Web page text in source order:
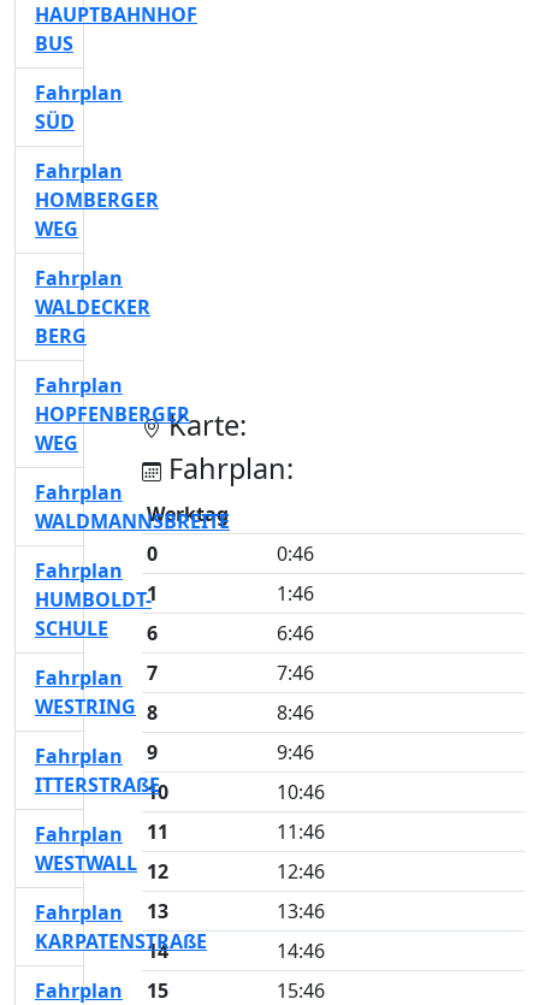
Karte:
Fahrplan:
Werktag
0
0:46
1
1:46
6
6:46
7
7:46
8
8:46
9
9:46
10
10:46
11
11:46
12
12:46
13
13:46
14
14:46
15
15:46
HAUPTBAHNHOF
BUS
Fahrplan
SÜD
Fahrplan
HOMBERGER
WEG
Fahrplan
WALDECKER
BERG
Fahrplan
HOPFENBERGER
WEG
Fahrplan
WALDMANNSBREITE
Fahrplan
HUMBOLDT-
SCHULE
Fahrplan
WESTRING
Fahrplan
ITTERSTRAßE
Fahrplan
WESTWALL
Fahrplan
KARPATENSTRAßE
Fahrplan